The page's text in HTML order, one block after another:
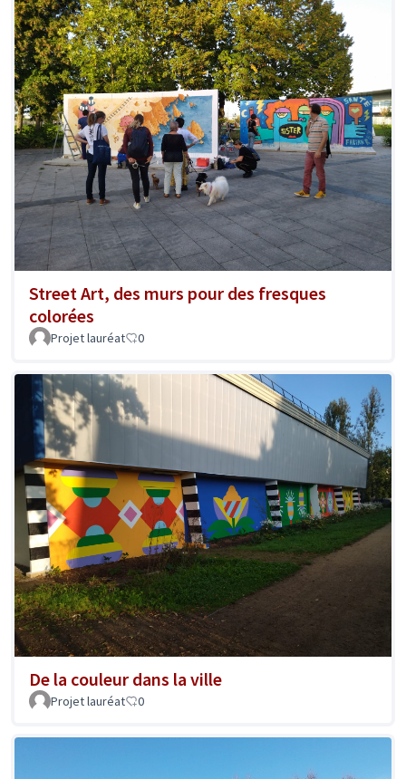
Street Art, des murs pour des fresques
colorées
Projet lauréat 0
De la couleur dans la ville
Projet lauréat 0